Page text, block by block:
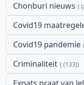
Chonburi nieuws
Covid19
Covid19 pandemie
Criminaliteit (133)